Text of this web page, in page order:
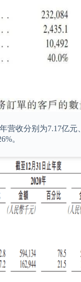
营收分别为7.17亿
。